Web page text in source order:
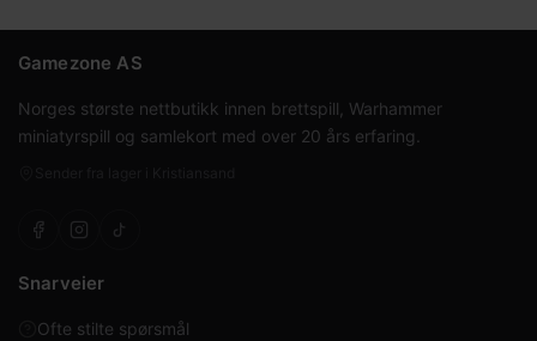
Gamezone AS
Norges største nettbutikk innen brettspill, Warhammer
miniatyrspill og samlekort med over 20 års erfaring.
Snarveier
Ofte stilte spørsmål